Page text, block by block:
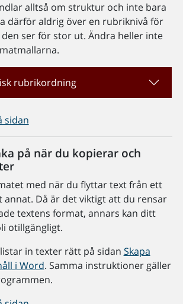
alltså om struktur och inte bara
därför aldrig över en rubriknivå för
ser för stor ut. Ändra heller inte
rubrikordning
sidan
på när du kopierar och
med när du flyttar text från ett
Då är det viktigt att du rensar
textens format, annars kan ditt
otillgängligt.
in texter rätt på sidan Skapa
i Word. Samma instruktioner gäller